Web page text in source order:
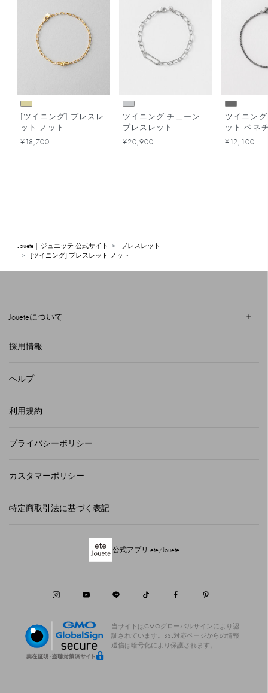
[ツイニング] ブレスレ
ット ノット
¥18,700
ツイニング チェーン
ブレスレット
¥20,900
ツイニン
ット ベネ
ーン
¥12,100
Jouete | ジュエッテ 公式サイト
ブレスレット
[ツイニング] ブレスレット ノット
Joueteについて
採用情報
ヘルプ
利用規約
プライバシーポリシー
カスタマーポリシー
特定商取引法に基づく表記
公式アプリ ete/Jouete
当サイトはGMOグローバルサインにより認
証されています。
SSL対応ページからの情報
送信は暗号化により保護されます。